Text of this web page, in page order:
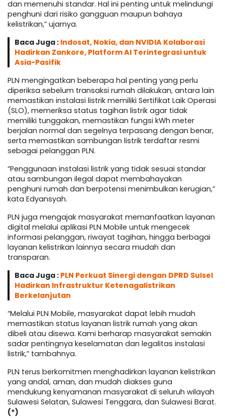
dan memenuhi standar. Hal ini penting untuk melindungi
penghuni dari risiko gangguan maupun bahaya
kelistrikan,” ujarnya.
Baca Juga : Indosat, Nokia, dan NVIDIA Kolaborasi
Hadirkan Zankore, Platform AI Terintegrasi untuk
Asia-Pasifik
PLN mengingatkan beberapa hal penting yang perlu
diperiksa sebelum transaksi rumah dilakukan, antara lain
memastikan instalasi listrik memiliki Sertifikat Laik Operasi
(SLO), memeriksa status tagihan listrik agar tidak
memiliki tunggakan, memastikan fungsi kWh meter
berjalan normal dan segelnya terpasang dengan benar,
serta memastikan sambungan listrik terdaftar resmi
sebagai pelanggan PLN.
“Penggunaan instalasi listrik yang tidak sesuai standar
atau sambungan ilegal dapat membahayakan
penghuni rumah dan berpotensi menimbulkan kerugian,”
kata Edyansyah.
PLN juga mengajak masyarakat memanfaatkan layanan
digital melalui aplikasi PLN Mobile untuk mengecek
informasi pelanggan, riwayat tagihan, hingga berbagai
layanan kelistrikan lainnya secara mudah dan
transparan.
Baca Juga : PLN Perkuat Sinergi dengan DPRD Sulsel
Hadirkan Infrastruktur Ketenagalistrikan
Berkelanjutan
“Melalui PLN Mobile, masyarakat dapat lebih mudah
memastikan status layanan listrik rumah yang akan
dibeli atau disewa. Kami berharap masyarakat semakin
sadar pentingnya keselamatan dan legalitas instalasi
listrik,” tambahnya.
PLN terus berkomitmen menghadirkan layanan kelistrikan
yang andal, aman, dan mudah diakses guna
mendukung kenyamanan masyarakat di seluruh wilayah
Sulawesi Selatan, Sulawesi Tenggara, dan Sulawesi Barat.
(*)